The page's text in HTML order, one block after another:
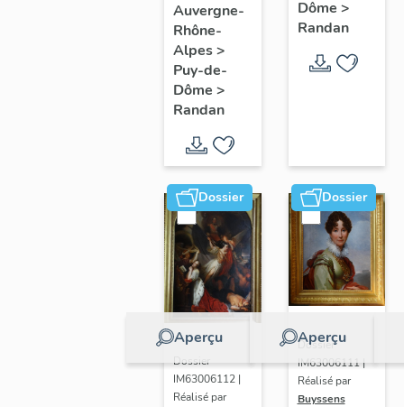
pétrole
n° 1
Auvergne-
Rhône-
Alpes>
Puy-de-
Dôme >
Randan
Dôme >
Randan
Dossier
Aperçu
Dossier
IM63006112 |
Réalisé par
Dossier
Aperçu
Dossier
IM63006111 |
Réalisé par
Buyssens